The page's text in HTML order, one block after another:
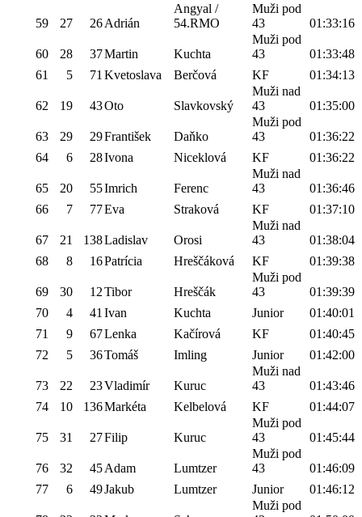
59 27 26Adrián
Angyal /
54.RMO
Muži pod
43
01:33:16
60 28 37Martin Kuchta
Muži pod
43
01:33:48
61
5 71 Kvetoslava Berčová KF 01:34:13
62 19 43Oto Slavkovský
Muži nad
43
01:35:00
63 29 29František Daňko
Muži pod
43
01:36:22
64
6 28Ivona Niceklová KF 01:36:22
65 20 55Imrich Ferenc
Muži nad
43
01:36:46
66
7 77Eva Straková KF 01:37:10
67 21 138Ladislav Orosi
Muži nad
43
01:38:04
68
8 16Patrícia Hreščáková KF 01:39:38
69 30 12Tibor Hreščák
Muži pod
43
01:39:39
70
4 41 Ivan Kuchta Junior
01:40:01
71
9 67Lenka Kačírová KF
01:40:45
72
5 36Tomáš Imling Junior 01:42:00
73 22 23Vladimír Kuruc
Muži nad
43
01:43:46
74
10 136Markéta Kelbelová KF 01:44:07
75 31 27Filip Kuruc
Muži pod
43
01:45:44
76 32 45Adam Lumtzer
Muži pod
43
01:46:09
77
6 49Jakub Lumtzer Junior 01:46:12
Muži pod